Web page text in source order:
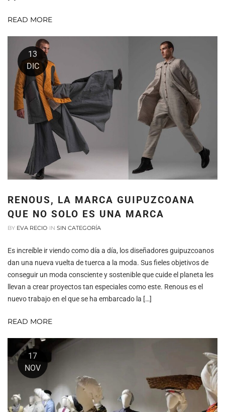
READ MORE
13
DIC
RENOUS, LA MARCA GUIPUZCOANA
QUE NO SOLO ES UNA MARCA
BY EVA RECIO IN SIN CATEGORÍA
Es increíble ir viendo como día a día, los diseñadores guipuzcoanos
dan una nueva vuelta de tuerca a la moda. Sus fieles objetivos de
conseguir un moda consciente y sostenible que cuide el planeta les
llevan a crear proyectos tan especiales como este. Renous es el
nuevo trabajo en el que se ha embarcado la […]
READ MORE
17
NOV